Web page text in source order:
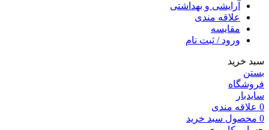
آرایشی و بهداشتی
علاقه مندی
مقایسه
ورود / ثبت نام
سبد خرید
بستن
فروشگاه
سایدبار
0 علاقه مندی
0 محصول سبد خرید